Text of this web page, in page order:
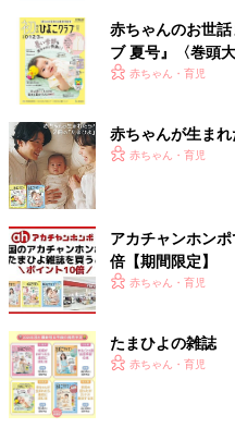
赤ちゃんのお世
ブ 夏号』〈巻頭
く！ おっぱい・
赤ちゃん・育児
赤ちゃんが生まれ
赤ちゃん・育児
アカチャンホン
倍【期間限定】
赤ちゃん・育児
たまひよの雑誌
赤ちゃん・育児